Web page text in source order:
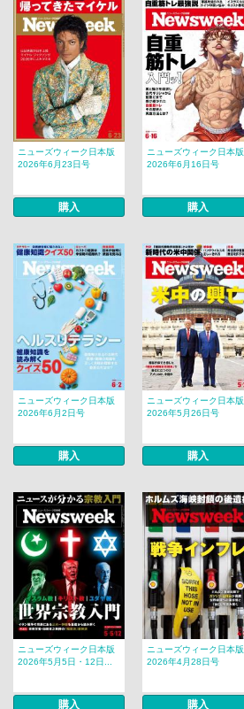
ニューズウィーク日本版
2026年6月23日号
購入
ニューズウィーク日本版
2026年6月16日号
購入
ニューズウィーク日本版
2026年6月2日号
購入
ニューズウィーク日本版
2026年5月26日号
購入
ニューズウィーク日本版
2026年5月5日・12日...
購入
ニューズウィーク日本版
2026年4月28日号
購入